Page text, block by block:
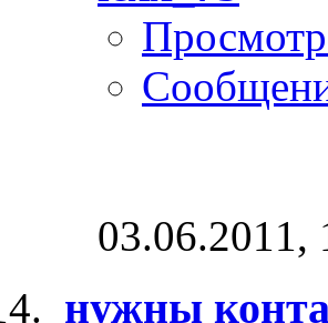
03.06.2011,
нужны